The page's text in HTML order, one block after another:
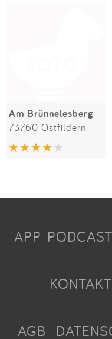
Am Brünnelesberg
73760 Ostfildern
APP PODCAST
KONTAKT
AGB